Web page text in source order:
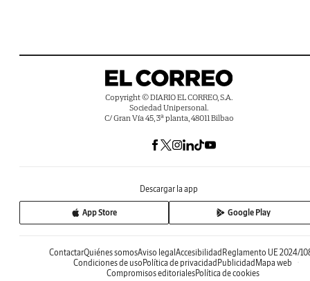
Copyright © DIARIO EL CORREO, S.A.
Sociedad Unipersonal.
C/ Gran Vía 45, 3ª planta, 48011 Bilbao
Descargar la app
App Store Google Play
ContactarQuiénes somosAviso legalAccesibilidadReglamento UE 2024/
Condiciones de usoPolítica de privacidadPublicidadMapa web
Compromisos editorialesPolítica de cookies